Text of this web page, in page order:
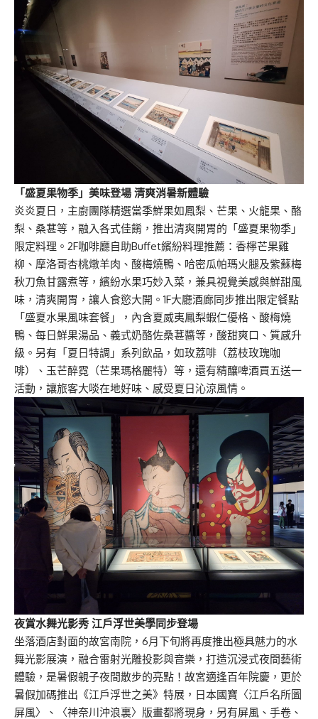
「盛夏果物季」美味登場 清爽消暑新體驗
炎炎夏日，主廚團隊精選當季鮮果如鳳梨、芒果、火龍果、酪
梨、桑葚等，融入各式佳餚，推出清爽開胃的「盛夏果物季」
限定料理。2F咖啡廳自助Buffet繽紛料理推薦：香檸芒果雞
柳、摩洛哥杏桃燉羊肉、酸梅燒鴨、哈密瓜帕瑪火腿及紫蘇梅
秋刀魚甘露煮等，繽紛水果巧妙入菜，兼具視覺美感與鮮甜風
味，清爽開胃，讓人食慾大開。1F大廳酒廊同步推出限定餐點
「盛夏水果風味套餐」，內含夏威夷鳳梨蝦仁優格、酸梅燒
鴨、每日鮮果湯品、義式奶酪佐桑葚醬等，酸甜爽口、質感升
級。另有「夏日特調」系列飲品，如玫荔啡（荔枝玫瑰咖
啡）、玉芒醉霓（芒果瑪格麗特）等，還有精釀啤酒買五送一
活動，讓旅客大啖在地好味、感受夏日沁涼風情。
夜賞水舞光影秀 江戶浮世美學同步登場
坐落酒店對面的故宮南院，6月下旬將再度推出極具魅力的水
舞光影展演，融合雷射光雕投影與音樂，打造沉浸式夜間藝術
體驗，是暑假親子夜間散步的亮點！故宮適逢百年院慶，更於
暑假加碼推出《江戶浮世之美》特展，日本國寶〈江戶名所圖
屏風〉、〈神奈川沖浪裏〉版畫都將現身，另有屏風、手卷、